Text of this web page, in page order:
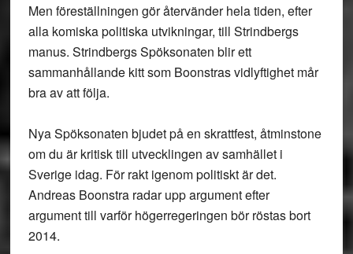
Men föreställningen gör återvänder hela tiden, efter
alla komiska politiska utvikningar, till Strindbergs
manus. Strindbergs Spöksonaten blir ett
sammanhållande kitt som Boonstras vidlyftighet mår
bra av att följa.
Nya Spöksonaten bjudet på en skrattfest, åtminstone
om du är kritisk till utvecklingen av samhället i
Sverige idag. För rakt igenom politiskt är det.
Andreas Boonstra radar upp argument efter
argument till varför högerregeringen bör röstas bort
2014.